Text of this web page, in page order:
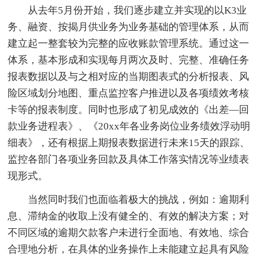
从去年5月份开始，我们逐步建立并实现的以K3业
务、融资、按揭月供业务为业务基础的管理体系，从而
建立起一整套较为完整的应收账款管理系统。通过这一
体系，基本形成和实现每月两次及时、完整、准确任务
报表数据以及与之相对应的当期图表式的分析报表、风
险区域划分地图、重点监控客户推进以及各项绩效考核
卡等的报表制度。同时也形成了初见成效的《出差—回
款业务进程表》、《20xx年各业务岗位业务绩效浮动明
细表》，还有根据上期报表数据进行未来15天的跟踪、
监控各部门各项业务回款及具体工作落实情况等业绩表
现形式。
当然同时我们也面临着极大的挑战，例如：逾期利
息、滞纳金的收取上没有健全的、有效的解决方案；对
不同区域的逾期欠款客户未进行全面地、有效地、综合
合理地分析，在具体的业务操作上未能建立起具有风险